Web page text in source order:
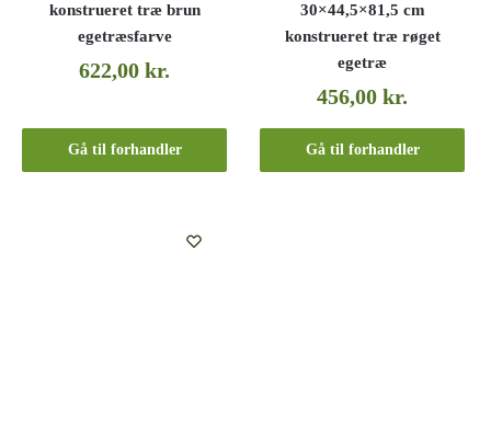
konstrueret træ brun
egetræsfarve
622,00kr.
Gå til forhandler
30×44,5×81,5 cm
konstrueret træ røget
egetræ
456,00kr.
Gå til forhandler